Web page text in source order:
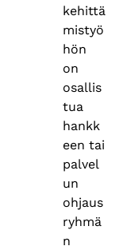
kehittä
mistyö
hön
on
osallis
tua
hankk
een tai
palvel
un
ohjaus
ryhmä
n